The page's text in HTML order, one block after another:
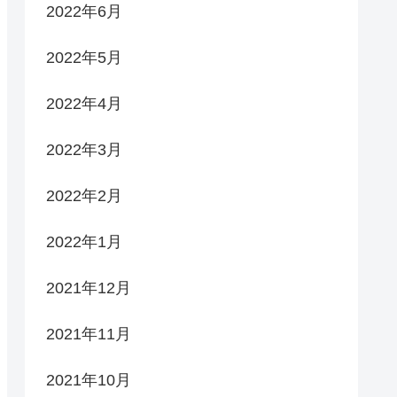
2022年6月
2022年5月
2022年4月
2022年3月
2022年2月
2022年1月
2021年12月
2021年11月
2021年10月